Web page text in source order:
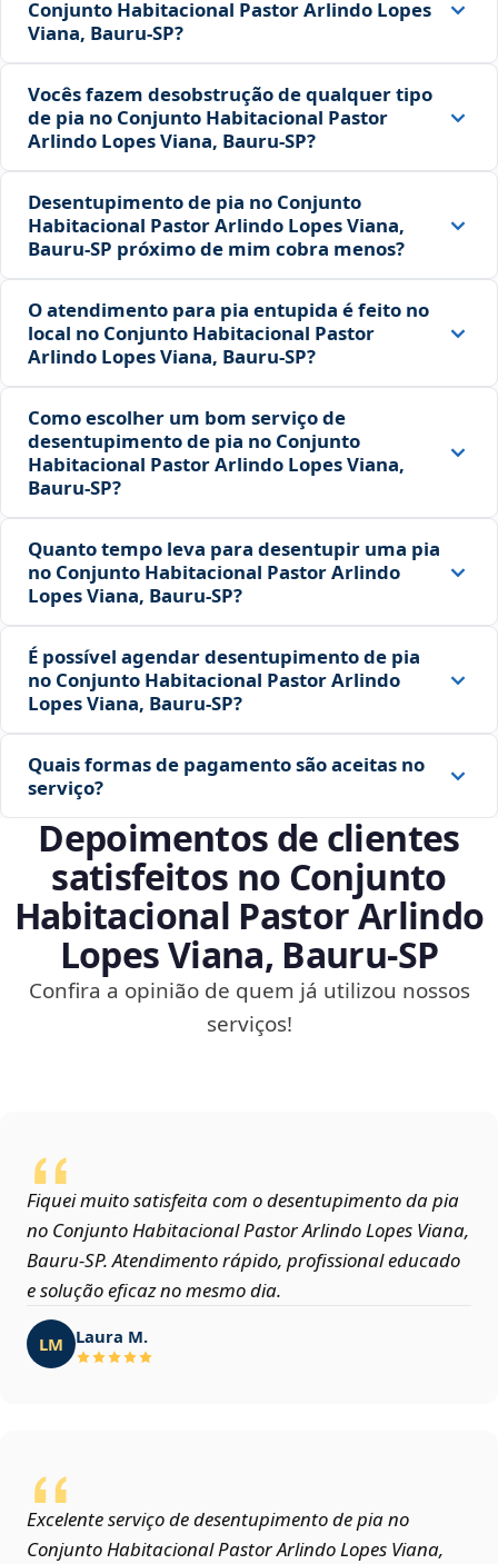
Conjunto Habitacional Pastor Arlindo Lopes
Viana, Bauru‑SP?
Vocês fazem desobstrução de qualquer tipo
de pia no Conjunto Habitacional Pastor
Arlindo Lopes Viana, Bauru‑SP?
Desentupimento de pia no Conjunto
Habitacional Pastor Arlindo Lopes Viana,
Bauru‑SP próximo de mim cobra menos?
O atendimento para pia entupida é feito no
local no Conjunto Habitacional Pastor
Arlindo Lopes Viana, Bauru‑SP?
Como escolher um bom serviço de
desentupimento de pia no Conjunto
Habitacional Pastor Arlindo Lopes Viana,
Bauru‑SP?
Quanto tempo leva para desentupir uma pia
no Conjunto Habitacional Pastor Arlindo
Lopes Viana, Bauru‑SP?
É possível agendar desentupimento de pia
no Conjunto Habitacional Pastor Arlindo
Lopes Viana, Bauru‑SP?
Quais formas de pagamento são aceitas no
serviço?
Depoimentos de clientes
satisfeitos no Conjunto
Habitacional Pastor Arlindo
Lopes Viana, Bauru‑SP
Confira a opinião de quem já utilizou nossos
serviços!
Fiquei muito satisfeita com o desentupimento da pia
no Conjunto Habitacional Pastor Arlindo Lopes Viana,
Bauru‑SP. Atendimento rápido, profissional educado
e solução eficaz no mesmo dia.
LM Laura M.
Excelente serviço de desentupimento de pia no
Conjunto Habitacional Pastor Arlindo Lopes Viana,